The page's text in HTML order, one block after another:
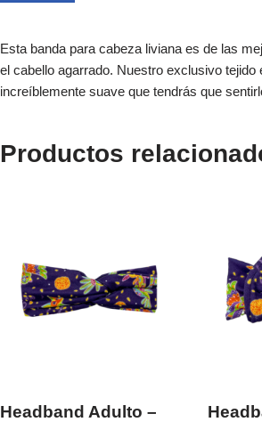
Esta banda para cabeza liviana es de las
el cabello agarrado. Nuestro exclusivo tejido
increíblemente suave que tendrás que
Productos
Headband Adulto –